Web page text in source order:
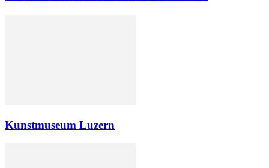
Kunstmuseum Luzern